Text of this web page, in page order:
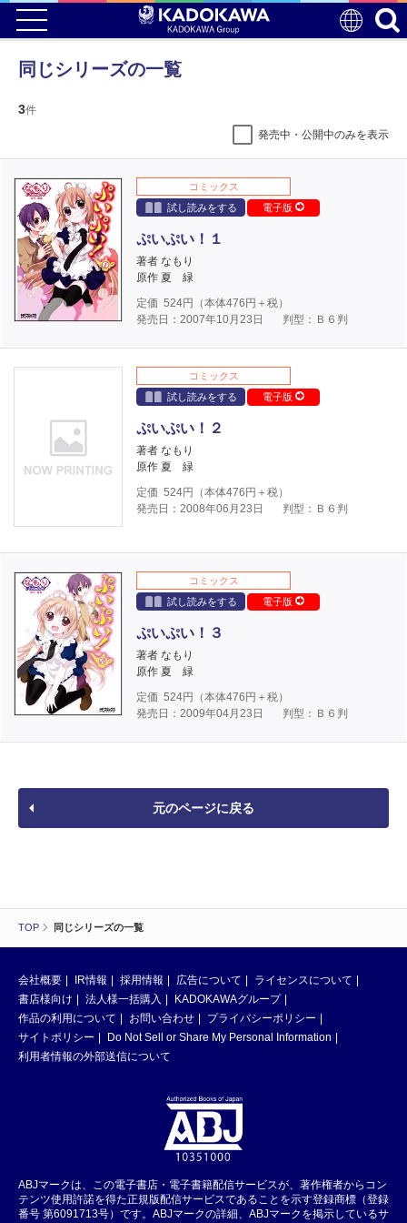
TOP 同じシリーズの一覧
同じシリーズの一覧
3件
発売中・公開中のみを表示
コミックス
試し読みをする
電子版
ぷいぷい！１
著者 なもり
原作 夏 緑
定価 524円（本体476 円＋税）
発売日：2007年10月23日
判型：Ｂ６判
コミックス
試し読みをする
電子版
ぷいぷい！２
著者 なもり
原作 夏 緑
定価 524円（本体476 円＋税）
発売日：2008年06月23日
判型：Ｂ６判
コミックス
試し読みをする
電子版
ぷいぷい！３
著者 なもり
原作 夏 緑
定価 524円（本体476 円＋税）
発売日：2009年04月23日
判型：Ｂ６判
元のページに戻る
会社概要 IR情報 採用情報 広告について
ライセンスについて
書店様向け
法人様一括購入
KADOKAWAグループ
作品の利用について
お問い合わせ
プライバシーポリシー
サイトポリシー
Do Not Sell or Share My Personal Information
利用者情報の外部送信について
ABJマークは、この電子書店・電子書籍配信サービスが、著作権者からコン
テンツ使用許諾を得た正規版配信サービスであることを示す登録商標（登録
番号 第6091713号）です。ABJマークの詳細、ABJマークを掲示しているサ